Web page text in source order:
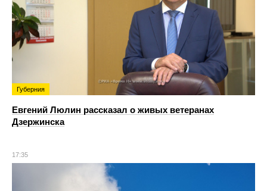
Губерния
Евгений Люлин рассказал о живых ветеранах
Дзержинска
17:35